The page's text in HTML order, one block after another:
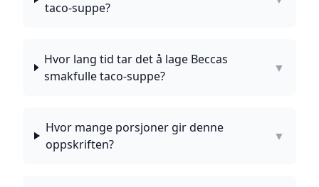
taco-suppe?
Hvor lang tid tar det å lage Beccas
smakfulle taco-suppe?
▼
Hvor mange porsjoner gir denne
oppskriften?
▼